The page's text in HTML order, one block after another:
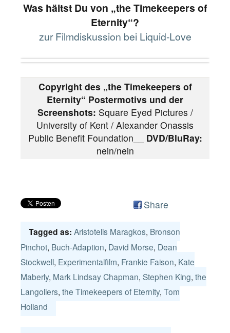
Was hältst Du von „the Timekeepers of
Eternity“?
zur Filmdiskussion bei Liquid-Love
Copyright des „the Timekeepers of
Eternity“ Postermotivs und der
Screenshots: Square Eyed Pictures /
University of Kent / Alexander Onassis
Public Benefit Foundation__ DVD/BluRay:
nein/nein
Share
Tagged as: Aristotelis Maragkos, Bronson
Pinchot, Buch-Adaption, David Morse, Dean
Stockwell, Experimentalfilm, Frankie Faison, Kate
Maberly, Mark Lindsay Chapman, Stephen King, the
Langoliers, the Timekeepers of Eternity, Tom
Holland